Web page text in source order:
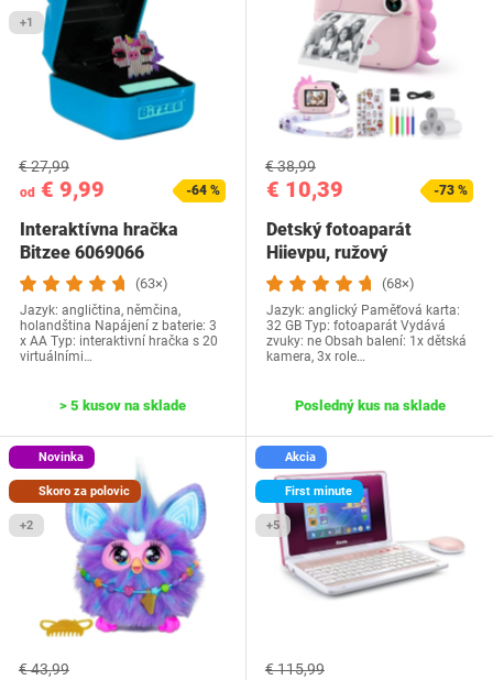
+1
od € 9,99
€ 27,99
-64 %
Interaktívna hračka
Bitzee 6069066
(63×)
Jazyk: ‎angličtina, němčina,
holandština ‎Napájení z baterie: 3
x AA Typ: interaktivní hračka s 20
virtuálními…
> 5 kusov na sklade
€ 10,39
€ 38,99
-73 %
Detský fotoaparát
Hiievpu, ružový
(68×)
Jazyk: anglický Paměťová karta:
32 GB Typ: fotoaparát Vydává
zvuky: ne Obsah balení: 1x dětská
kamera, 3x role…
Posledný kus na sklade
Novinka
Skoro za polovic
+2
€ 43,99
Akcia
First minute
+5
€ 115,99